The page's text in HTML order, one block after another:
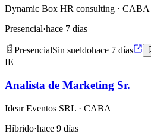
Dynamic Box HR consulting · CABA
Presencial·hace 7 días
PresencialSin sueldohace 7 días
IE
Analista de Marketing Sr.
Idear Eventos SRL · CABA
Híbrido·hace 9 días